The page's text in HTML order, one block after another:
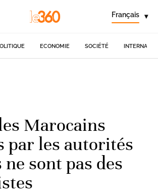
Français ▾
ECONOMIE SOCIÉTÉ
Marocains
par les autorités
sont pas des